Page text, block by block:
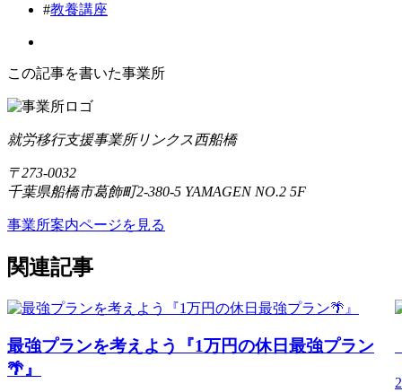
#教養講座
この記事を書いた事業所
就労移行支援事業所リンクス西船橋
〒273-0032
千葉県船橋市葛飾町2-380-5 YAMAGEN NO.2 5F
事業所案内ページを見る
関連記事
最強プランを考えよう『1万円の休日最強プラン
🌴』